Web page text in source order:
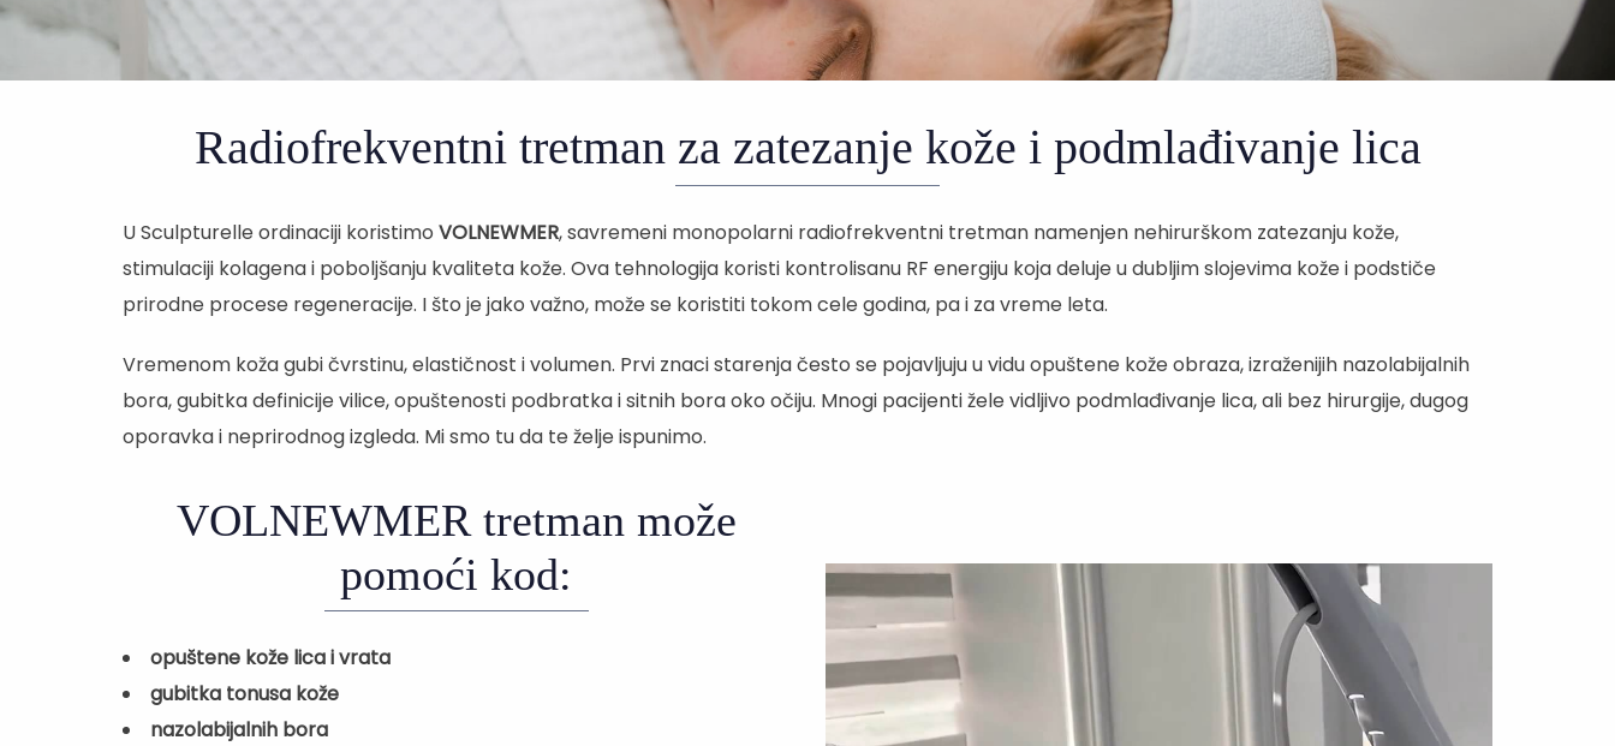
Radiofrekventni tretman za zatezanje kože i podmlađivanje lica
U Sculpturelle ordinaciji koristimo VOLNEWMER, savremeni monopolarni radiofrekventni tretman namenjen nehirurškom zatezanju kože,
stimulaciji kolagena i poboljšanju kvaliteta kože. Ova tehnologija koristi kontrolisanu RF energiju koja deluje u dubljim slojevima kože i podstiče
prirodne procese regeneracije. I što je jako važno, može se koristiti tokom cele godina, pa i za vreme leta.
Vremenom koža gubi čvrstinu, elastičnost i volumen. Prvi znaci starenja često se pojavljuju u vidu opuštene kože obraza, izraženijih nazolabijalnih
bora, gubitka definicije vilice, opuštenosti podbratka i sitnih bora oko očiju. Mnogi pacijenti žele vidljivo podmlađivanje lica, ali bez hirurgije, dugog
oporavka i neprirodnog izgleda. Mi smo tu da te želje ispunimo.
VOLNEWMER tretman može
pomoći kod:
opuštene kože lica i vrata
gubitka tonusa kože
nazolabijalnih bora